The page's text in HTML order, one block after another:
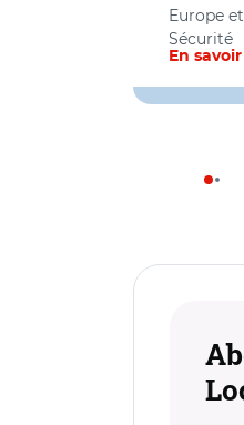
Europe
Sécurité
En